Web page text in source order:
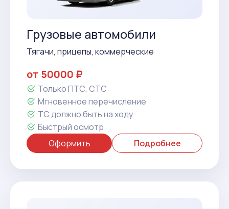
Грузовые автомобили
Тягачи, прицепы, коммерческие
от 50000 ₽
Только ПТС, СТС
Мгновенное перечисление
ТС должно быть на ходу
Быстрый осмотр
Оформить
Подробнее